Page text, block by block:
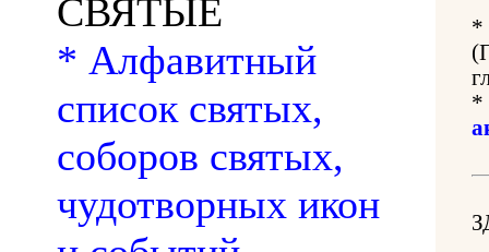
СВЯТЫЕ
* Алфавитный
список святых,
соборов святых,
чудотворных икон
*
*